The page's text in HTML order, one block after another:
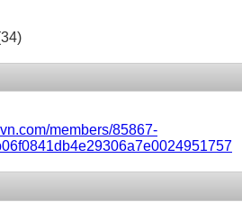
members/85867-